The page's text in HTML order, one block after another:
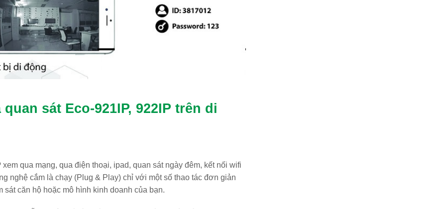
sát Eco-921IP, 922IP trên di
xem qua mạng, qua điện thoại, ipad, quan sát ngày đêm, kết nối wifi
nghệ cắm là chạy (Plug & Play) chỉ với một số thao tác đơn giản
căn hộ hoặc mô hình kinh doanh của bạn.